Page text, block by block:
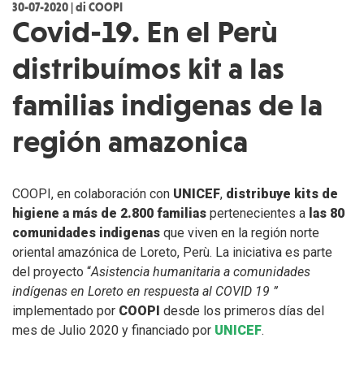
30-07-2020 | di COOPI
Covid-19. En el Perù
distribuímos kit a las
familias indigenas de la
región amazonica
COOPI, en colaboración con UNICEF, distribuye kits de
higiene a más de 2.800 familias pertenecientes a las 80
comunidades indigenas que viven en la región norte
oriental amazónica de Loreto, Perù. La iniciativa es parte
del proyecto “Asistencia humanitaria a comunidades
indígenas en Loreto en respuesta al COVID 19 ”
implementado por COOPI desde los primeros días del
mes de Julio 2020 y financiado por UNICEF.